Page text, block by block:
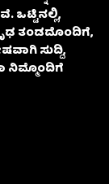
ಒಟ್ಟಿನಲ್ಲಿ,
ತಂಡದೊಂದಿಗೆ,
ಸುದ್ದಿ,
ನಿಮ್ಮೊಂದಿಗೆ